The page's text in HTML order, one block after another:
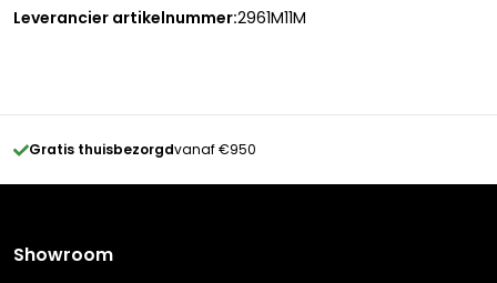
Leverancier artikelnummer:2961M11M
Gratis thuisbezorgdvanaf €950
Showroom